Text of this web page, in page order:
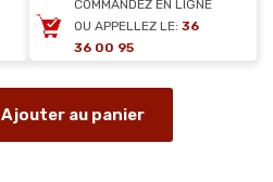
COMMANDEZ EN LIGNE
OU APPELLEZ LE: 36
36 00 95
Ajouter au panier